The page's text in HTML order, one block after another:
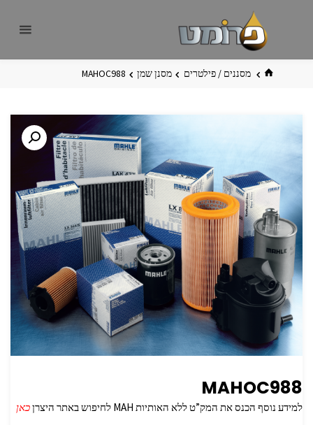
בית מסננים / פילטרים מסנן שמן MAHOC988
MAHOC988
למידע נוסף הכנס את המק”ט ללא האותיות MAH לחיפוש באתר היצרן כאן